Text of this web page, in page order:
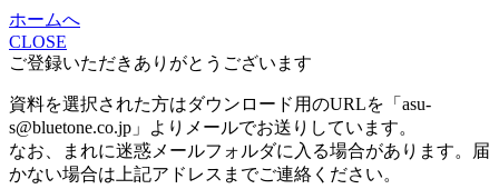
ホームへ
CLOSE
ご登録いただきありがとうございます
資料を選択された方はダウンロード用のURLを「asu-
s@bluetone.co.jp」よりメールでお送りしています。
なお、まれに迷惑メールフォルダに入る場合があります。届
かない場合は上記アドレスまでご連絡ください。